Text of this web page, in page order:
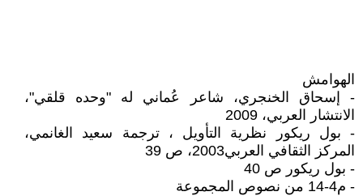
الهوامش
- إسحاق الخنجري، شاعر عُماني له "وحده قلقي"،
الانتشار العربي، 2009
- بول ريكور نظرية التأويل ، ترجمة سعيد الغانمي،
المركز الثقافي العربي2003، ص 39
- بول ريكور ص 40
- م4-14 من نصوص المجموعة